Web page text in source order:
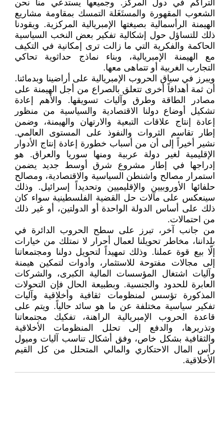
التراكم في دول المركز. وجميعها يستدعي منا نحن
الشعوب المقهورة والمستَغَلة التمسك بمقاومة مشاريع
الهيمنة الرأسمالية بصيغتها الإمبريالية المركزية. ويقودنا
ذلك للتساؤل حول إشكالية تفكير بعض النخب السياسية
الحاكمة والفكرية التي ما زالت ترى إمكانية في التكيف
مع الهيمنة الإمبريالية، وبناء نماذج حداثوية تحاكي
التجارب الغربية أو تتماهى معها.
ويبرز في سياق الحروب الإمبريالية على أراضينا وبدمائنا.
أن ثمة أهدافاً أخرى تتعلق بالصراع من أجل الهيمنة على
مصادر الطاقة وطرق وآليات تسويقها. والأهم إعادة
تشكيل أوضاع دولنا الاقتصادية والسياسية من منظور
إعادة إنتاج علاقات التبعية والارتهان والهيمنة، وضمن
إطار تقاسم الثروات والنفوذ على المستوى العالمي.
نشير أخيراً إلى أن من أسباب خطورة إعادة إنتاج الأدوار
الإقليمية لغير دولة عربية ومنها سوريا والعراق. هو
إدراجها في إطار مشروع شرق أوسط جديد يضمن
استمرار مصالح واشنطن السياسية والاقتصادية، ومصالح
حلفائها الأوروبيين والإقليميين وتحديداً إسرائيل. وذلك
سينعكس على مآلات حل القضية الفلسطينية سواء كان
ذلك على أساس الدولة الواحدة أو الدولتين، أو غير ذلك
من احتمالات.
من جانب آخر، تبرز على سطح الحروب الدائرة في
بلداننا، مخاطر تحويلنا لعمال أحرار لا نمتلك من خيارات
إلّا بيع قوة عملنا. وذلك تمهيداً لتحويل دولنا ومجتمعاتنا
إلى مجالات مفتوحة للاستثمار، وأدوات لتمكين هيمنة
وآليات اشتغال المؤسسات المالية الكبرى، والشركات
العابرة للحدود والجنسية. وبطبيعة الحال فإن التحولات
المذكورة تؤسس لمنظومات ثقافية وأخلاقية وآليات
تفكير سياسية مختلفة عن ما هو سائد حالياً. ويتم على
قاعدة الحروب الإمبريالية الراهنة، تفكيك مجتمعاتنا
وتذريرها، والدفع إلى تحلل المنظومات الأخلاقية
والثقافية بشكل خاص، وفق أشكال تناسب آليات وميول
رأس المال الاحتكاري والمالي المتحلل من كل القيم
الأخلاقية.